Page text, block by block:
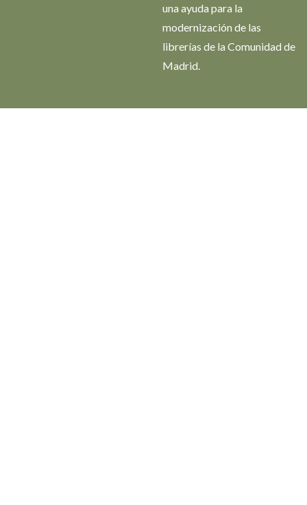
una ayuda para la
modernización de las
librerías de la Comunidad de
Madrid.